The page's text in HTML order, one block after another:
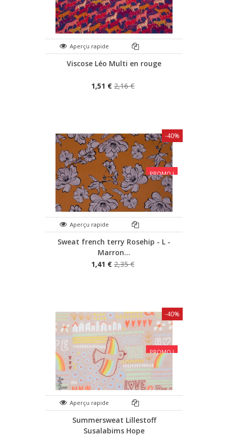
Aperçu rapide
Viscose Léo Multi en rouge
1,51 € 2,16 €
PROMO !
Aperçu rapide
Sweat french terry Rosehip - L -
Marron...
1,41 € 2,35 €
-40%
PROMO !
Aperçu rapide
Summersweat Lillestoff
Susalabims Hope
-40%